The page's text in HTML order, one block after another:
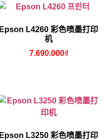
Epson L4260 彩色喷墨打印
机
7.690.000₫
Epson L3250 彩色喷墨打印